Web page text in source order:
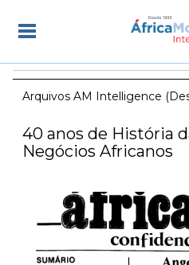
Arquivos AM Intelligence
40 anos de História
Negócios Africanos